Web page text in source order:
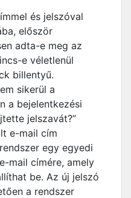
és jelszóval
először
adta-e meg az
e véletlenül
billentyű.
sikerül a
a bejelentkezési
jelszavát?”
e-mail cím
egy egyedi
mail címére, amely
be. Az új jelszó
a rendszer